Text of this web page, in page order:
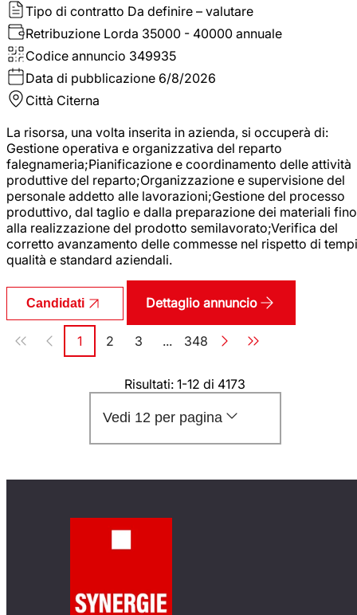
Tipo di contratto Da definire – valutare
Retribuzione Lorda 35000 - 40000 annuale
Codice annuncio 349935
Data di pubblicazione 6/8/2026
Città Citerna
La risorsa, una volta inserita in azienda, si occuperà di:
Gestione operativa e organizzativa del reparto
falegnameria;Pianificazione e coordinamento delle attività
produttive del reparto;Organizzazione e supervisione del
personale addetto alle lavorazioni;Gestione del processo
produttivo, dal taglio e dalla preparazione dei materiali fino
alla realizzazione del prodotto semilavorato;Verifica del
corretto avanzamento delle commesse nel rispetto di
qualità e standard aziendali.
Candidati Dettaglio annuncio
Paginazione
Pagina
1 Pagina
2 Pagina
3 ... Pagina
348
Risultati: 1-12 di 4173
Vedi 12 per pagina